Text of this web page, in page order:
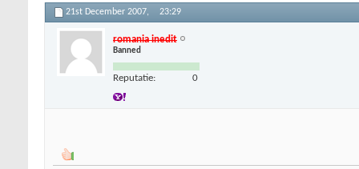
21st December 2007, 23:29
romania inedit
Banned
Reputatie: 0